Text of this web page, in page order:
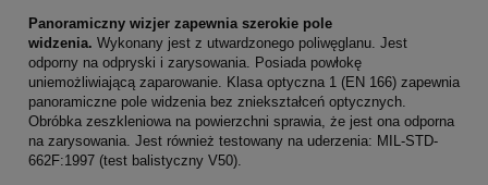
Panoramiczny wizjer zapewnia szerokie pole
widzenia. Wykonany jest z utwardzonego poliwęglanu. Jest
odporny na odpryski i zarysowania. Posiada powłokę
uniemożliwiającą zaparowanie. Klasa optyczna 1 (EN 166) zapewnia
panoramiczne pole widzenia bez zniekształceń optycznych.
Obróbka zeszkleniowa na powierzchni sprawia, że jest ona odporna
na zarysowania. Jest również testowany na uderzenia: MIL-STD-
662F:1997 (test balistyczny V50).